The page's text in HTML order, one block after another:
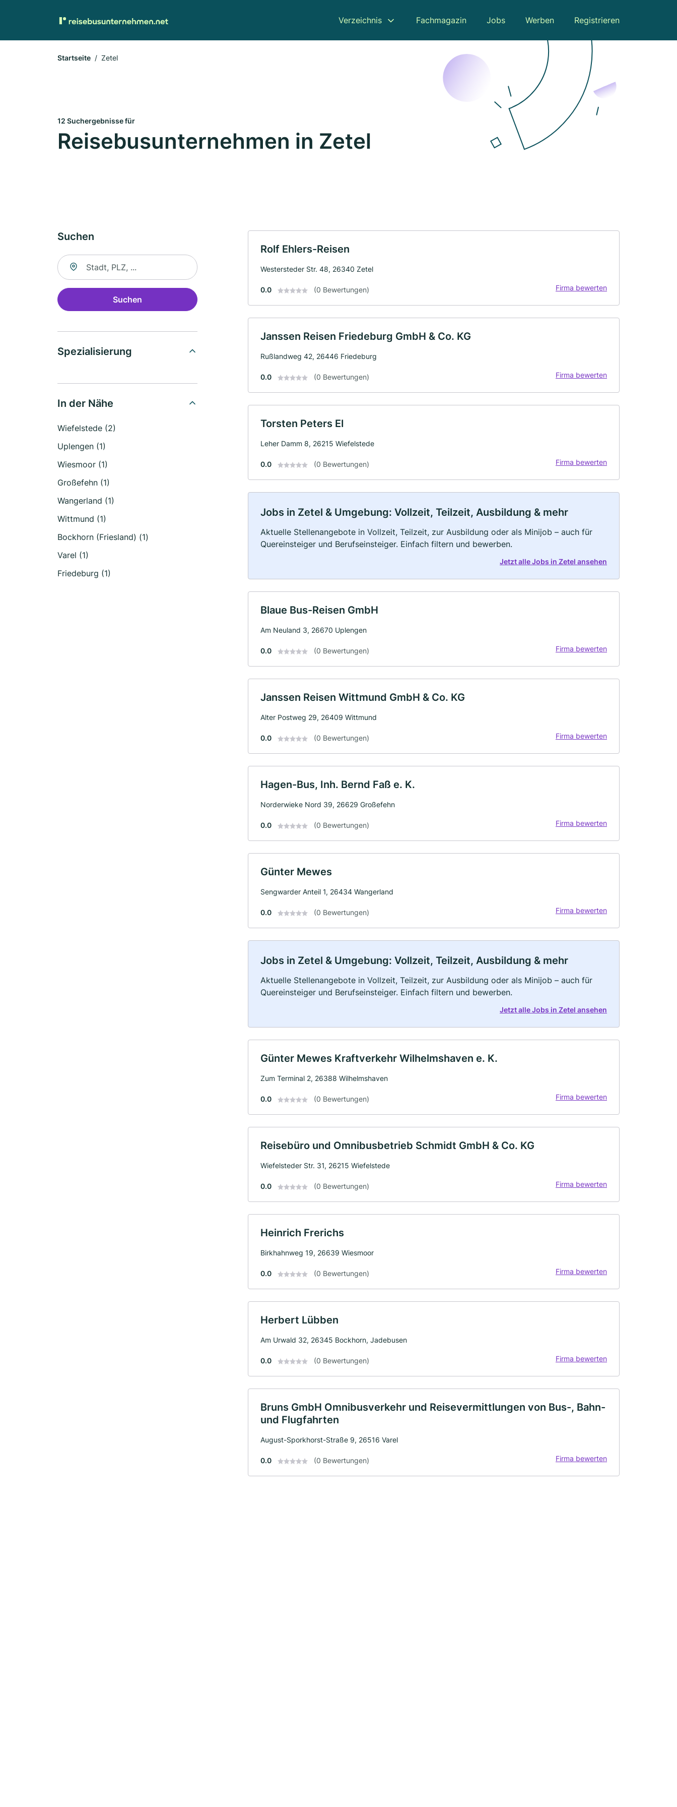
Verzeichnis Fachmagazin Jobs Werben Registrieren
Startseite Zetel
12 Suchergebnisse für
Reisebusunternehmen in Zetel
Suchen
Suche nach Ort
Suchen
Spezialisierung
In der Nähe
Wiefelstede (2)
Uplengen (1)
Wiesmoor (1)
Großefehn (1)
Wangerland (1)
Wittmund (1)
Bockhorn (Friesland) (1)
Varel (1)
Friedeburg (1)
Rolf Ehlers-Reisen
Westersteder Str. 48, 26340 Zetel
0.0 (0 Bewertungen) Firma bewerten
Janssen Reisen Friedeburg GmbH & Co. KG
Rußlandweg 42, 26446 Friedeburg
0.0 (0 Bewertungen) Firma bewerten
Torsten Peters EI
Leher Damm 8, 26215 Wiefelstede
0.0 (0 Bewertungen) Firma bewerten
Jobs in Zetel & Umgebung: Vollzeit, Teilzeit, Ausbildung & mehr
Aktuelle Stellenangebote in Vollzeit, Teilzeit, zur Ausbildung oder als Minijob – auch für
Quereinsteiger und Berufseinsteiger. Einfach filtern und bewerben.
Jetzt alle Jobs in Zetel ansehen
Blaue Bus-Reisen GmbH
Am Neuland 3, 26670 Uplengen
0.0 (0 Bewertungen) Firma bewerten
Janssen Reisen Wittmund GmbH & Co. KG
Alter Postweg 29, 26409 Wittmund
0.0 (0 Bewertungen) Firma bewerten
Hagen-Bus, Inh. Bernd Faß e. K.
Norderwieke Nord 39, 26629 Großefehn
0.0 (0 Bewertungen) Firma bewerten
Günter Mewes
Sengwarder Anteil 1, 26434 Wangerland
0.0 (0 Bewertungen) Firma bewerten
Jobs in Zetel & Umgebung: Vollzeit, Teilzeit, Ausbildung & mehr
Aktuelle Stellenangebote in Vollzeit, Teilzeit, zur Ausbildung oder als Minijob – auch für
Quereinsteiger und Berufseinsteiger. Einfach filtern und bewerben.
Jetzt alle Jobs in Zetel ansehen
Günter Mewes Kraftverkehr Wilhelmshaven e. K.
Zum Terminal 2, 26388 Wilhelmshaven
0.0 (0 Bewertungen) Firma bewerten
Reisebüro und Omnibusbetrieb Schmidt GmbH & Co. KG
Wiefelsteder Str. 31, 26215 Wiefelstede
0.0 (0 Bewertungen) Firma bewerten
Heinrich Frerichs
Birkhahnweg 19, 26639 Wiesmoor
0.0 (0 Bewertungen) Firma bewerten
Herbert Lübben
Am Urwald 32, 26345 Bockhorn, Jadebusen
0.0 (0 Bewertungen) Firma bewerten
Bruns GmbH Omnibusverkehr und Reisevermittlungen von Bus-, Bahn-
und Flugfahrten
August-Sporkhorst-Straße 9, 26516 Varel
0.0 (0 Bewertungen) Firma bewerten